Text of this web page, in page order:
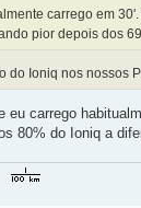
carrego em
pior depois dos
do Ioniq nos
carrego
80% do Ioniq a